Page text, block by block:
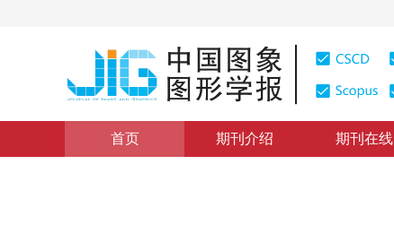
首页 期刊介绍 期刊在线